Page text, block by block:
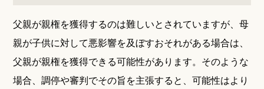
父親が親権を獲得するのは難しいとされていますが、母
親が子供に対して悪影響を及ぼすおそれがある場合は、
父親が親権を獲得できる可能性があります。そのような
場合、調停や審判でその旨を主張すると、可能性はより